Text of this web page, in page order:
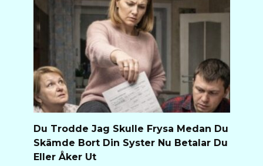
Du Trodde Jag Skulle Frysa Medan Du
Skämde Bort Din Syster Nu Betalar Du
Eller Åker Ut